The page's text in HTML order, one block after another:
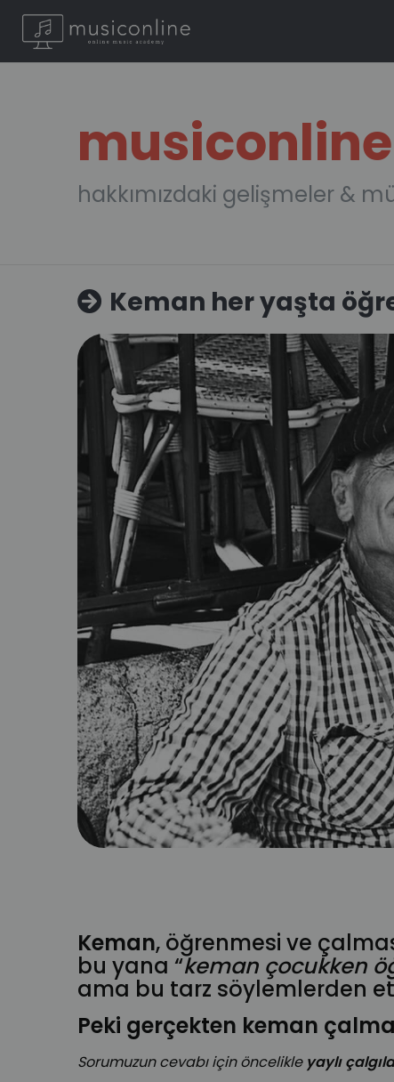
hakkımızdaki gelişmeler &
Keman her yaşta
Keman, öğrenmesi ve
bu yana “keman çocukken
ama bu tarz söylemlerden
Peki gerçekten keman
Sorumuzun cevabı için öncelikle yaylı